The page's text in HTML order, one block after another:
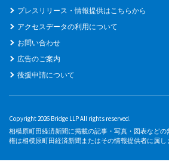
プレスリリース・情報提供はこちらから
アクセスデータの利用について
お問い合わせ
広告のご案内
後援申請について
Copyright 2026 Bridge LLP All rights reserved.
相模原町田経済新聞に掲載の記事・写真・図表など
権は相模原町田経済新聞またはその情報提供者に属し